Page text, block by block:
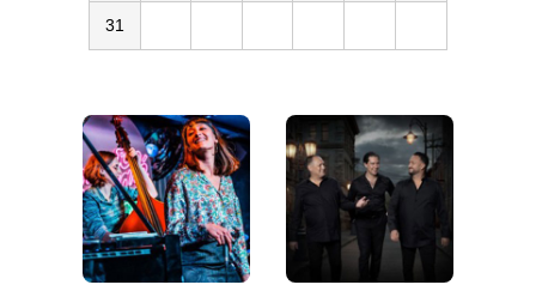
31